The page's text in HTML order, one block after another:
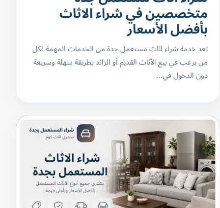
متخصصين في شراء الاثاث
بأفضل الأسعار
تعد خدمة شراء اثاث مستعمل جدة من الخدمات المهمة لكل
من يرغب في بيع الأثاث القديم أو الزائد بطريقة سهلة وسريعة
دون الدخول في…